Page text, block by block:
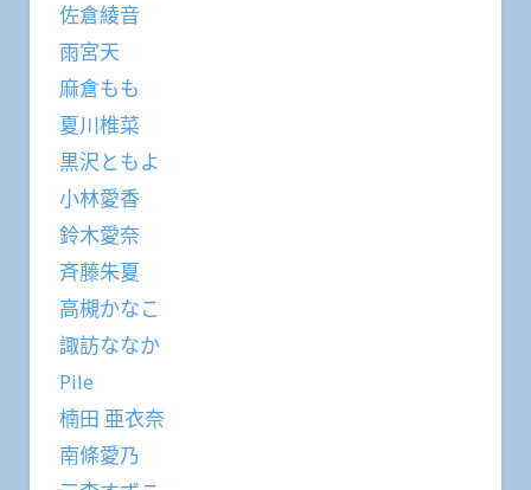
佐倉綾音
雨宮天
麻倉もも
夏川椎菜
黒沢ともよ
小林愛香
鈴木愛奈
斉藤朱夏
高槻かなこ
諏訪ななか
Pile
楠田 亜衣奈
南條愛乃